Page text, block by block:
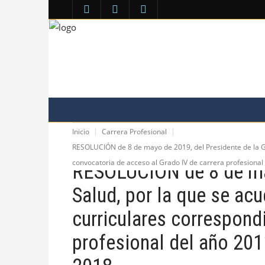
COMUNICACIÓN
Inicio
Carrera Profesional
RESOLUCIÓN de 8 de mayo de 2019, del Presidente de
convocatoria de acceso al Grado IV de carrera
RESOLUCIÓN de 8 de
Salud, por la que se
curriculares
profesional del año